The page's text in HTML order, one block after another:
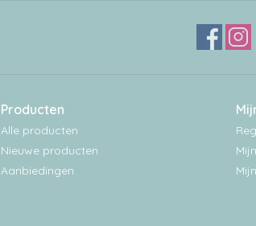
Producten
Alle producten
Nieuwe producten
Aanbiedingen